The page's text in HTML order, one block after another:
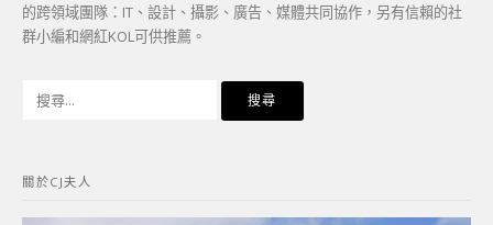
的跨領域團隊：IT、設計、攝影、廣告、媒體共同協作，另有信賴的社
群小編和網紅KOL可供推薦。
字:
關於CJ夫人